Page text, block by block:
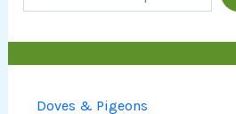
Doves & Pigeons